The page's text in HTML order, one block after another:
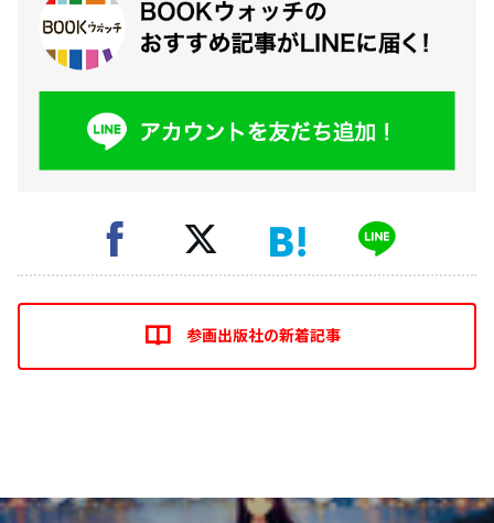
参画出版社の新着記事